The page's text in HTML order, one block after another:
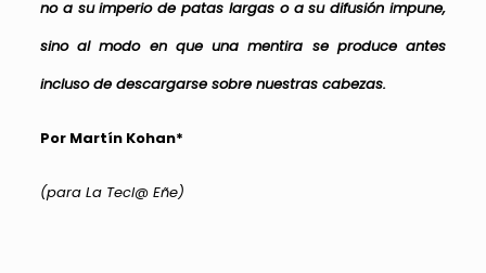
no a su imperio de patas largas o a su difusión impune,
sino al modo en que una mentira se produce antes
incluso de descargarse sobre nuestras cabezas.
Por Martín Kohan*
(para La Tecl@ Eñe)